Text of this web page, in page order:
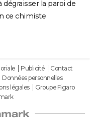
dégraisser la paroi de
ce chimiste
Publicité
Contact
Données personnelles
légales
Groupe Figaro